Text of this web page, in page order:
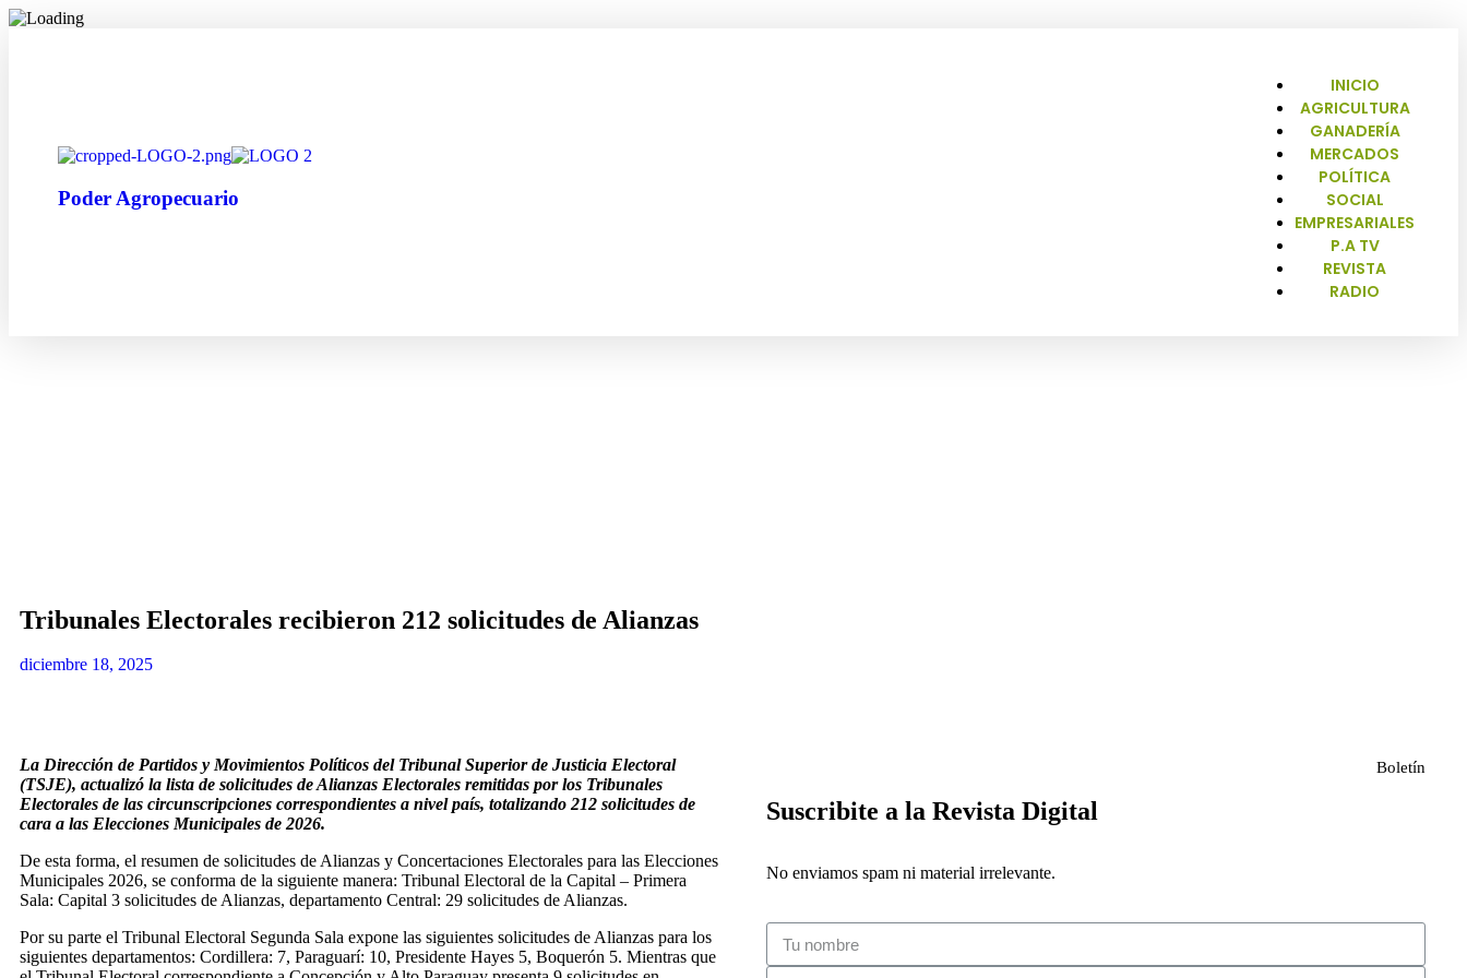
Poder Agropecuario
INICIO
AGRICULTURA
GANADERÍA
MERCADOS
POLÍTICA
SOCIAL
EMPRESARIALES
P.A TV
REVISTA
RADIO
Tribunales Electorales recibieron 212 solicitudes de Alianzas
diciembre 18, 2025
La Dirección de Partidos y Movimientos Políticos del Tribunal Superior de Justicia Electoral
(TSJE), actualizó la lista de solicitudes de Alianzas Electorales remitidas por los Tribunales
Electorales de las circunscripciones correspondientes a nivel país, totalizando 212 solicitudes de
cara a las Elecciones Municipales de 2026.
De esta forma, el resumen de solicitudes de Alianzas y Concertaciones Electorales para las Elecciones
Municipales 2026, se conforma de la siguiente manera: Tribunal Electoral de la Capital – Primera
Sala: Capital 3 solicitudes de Alianzas, departamento Central: 29 solicitudes de Alianzas.
Por su parte el Tribunal Electoral Segunda Sala expone las siguientes solicitudes de Alianzas para los
siguientes departamentos: Cordillera: 7, Paraguarí: 10, Presidente Hayes 5, Boquerón 5. Mientras que
Boletín
Suscribite a la Revista Digital
No enviamos spam ni material irrelevante.